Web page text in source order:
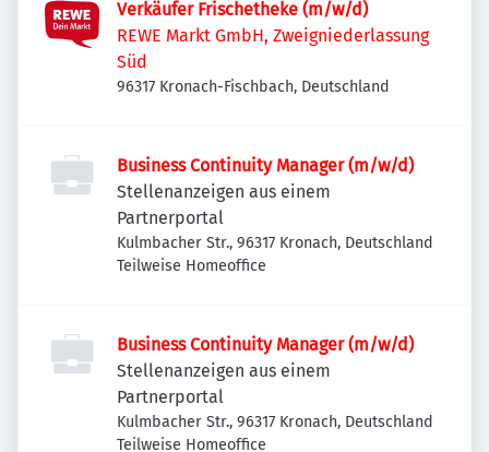
Verkäufer Frischetheke (m/w/d)
REWE Markt GmbH, Zweigniederlassung
Süd
96317 Kronach-Fischbach, Deutschland
Business Continuity Manager (m/w/d)
Stellenanzeigen aus einem
Partnerportal
Kulmbacher Str., 96317 Kronach, Deutschland
Teilweise Homeoffice
Business Continuity Manager (m/w/d)
Stellenanzeigen aus einem
Partnerportal
Kulmbacher Str., 96317 Kronach, Deutschland
Teilweise Homeoffice